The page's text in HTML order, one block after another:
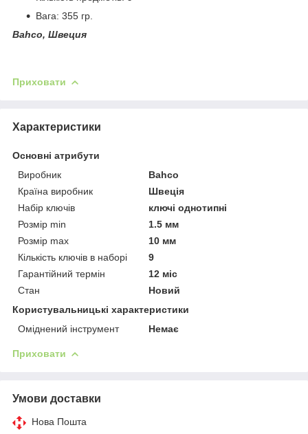
Вага: 355 гр.
Bahco, Швеция
Приховати
Характеристики
Основні атрибути
Виробник
Bahco
Країна виробник
Швеція
Набір ключів
ключі однотипні
Розмір min
1.5 мм
Розмір max
10 мм
Кількість ключів в наборі
9
Гарантійний термін
12 міс
Стан
Новий
Користувальницькі характеристики
Оміднений інструмент
Немає
Приховати
Умови доставки
Нова Пошта